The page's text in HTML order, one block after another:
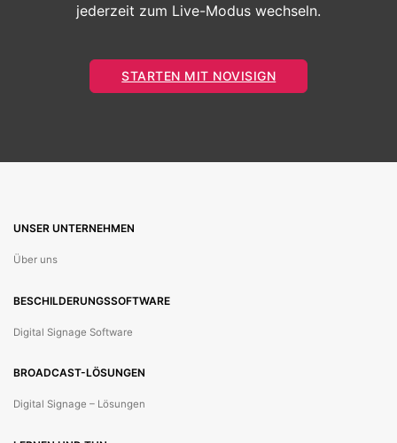
jederzeit zum Live-Modus wechseln.
STARTEN MIT NOVISIGN
UNSER UNTERNEHMEN
Über uns
BESCHILDERUNGSSOFTWARE
Digital Signage Software
BROADCAST-LÖSUNGEN
Digital Signage – Lösungen